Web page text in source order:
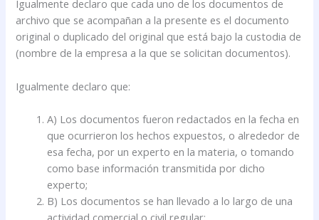
Igualmente declaro que cada uno de los documentos de
archivo que se acompañan a la presente es el documento
original o duplicado del original que está bajo la custodia de
(nombre de la empresa a la que se solicitan documentos).
Igualmente declaro que:
A) Los documentos fueron redactados en la fecha en
que ocurrieron los hechos expuestos, o alrededor de
esa fecha, por un experto en la materia, o tomando
como base información transmitida por dicho
experto;
B) Los documentos se han llevado a lo largo de una